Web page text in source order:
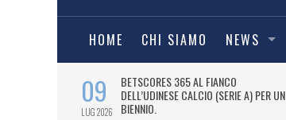
HOME CHI SIAMO NEWS
09
LUG 2026
BETSCORES 365 AL FIANCO
DELL’UDINESE CALCIO (SERIE A) PER UN
BIENNIO.